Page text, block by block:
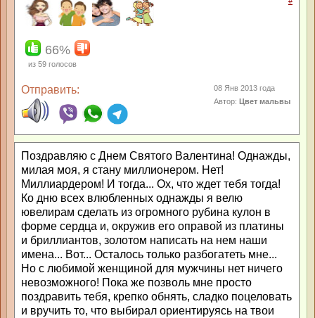
66%
из 59 голосов
Отправить:
08 Янв 2013 года
Автор: Цвет мальвы
Поздравляю с Днем Святого Валентина! Однажды,
милая моя, я стану миллионером. Нет!
Миллиардером! И тогда... Ох, что ждет тебя тогда!
Ко дню всех влюбленных однажды я велю
ювелирам сделать из огромного рубина кулон в
форме сердца и, окружив его оправой из платины
и бриллиантов, золотом написать на нем наши
имена... Вот... Осталось только разбогатеть мне...
Но с любимой женщиной для мужчины нет ничего
невозможного! Пока же позволь мне просто
поздравить тебя, крепко обнять, сладко поцеловать
и вручить то, что выбирал ориентируясь на твои